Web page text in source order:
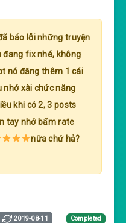
báo lỗi những truyện
đang fix nhé, không
nó đăng thêm 1 cái
nhớ xài chức năng
khi có 2, 3 posts
tay nhớ bấm rate
nữa chứ hả?
2019-08-11 Completed